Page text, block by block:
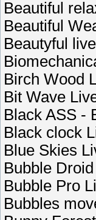
Beautiful
Beautiful
Beautyful
Birch Wood
Bit Wave
Black ASS -
Black clock
Blue Skies
Bubble
Bubble Pro
Bubbles